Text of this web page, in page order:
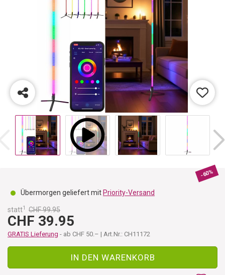
-60%
Übermorgen geliefert mit Priority-Versand
statt1 CHF 99.95
CHF 39.95
GRATIS Lieferung - ab CHF 50.– | Art.Nr.: CH11172
IN DEN WARENKORB